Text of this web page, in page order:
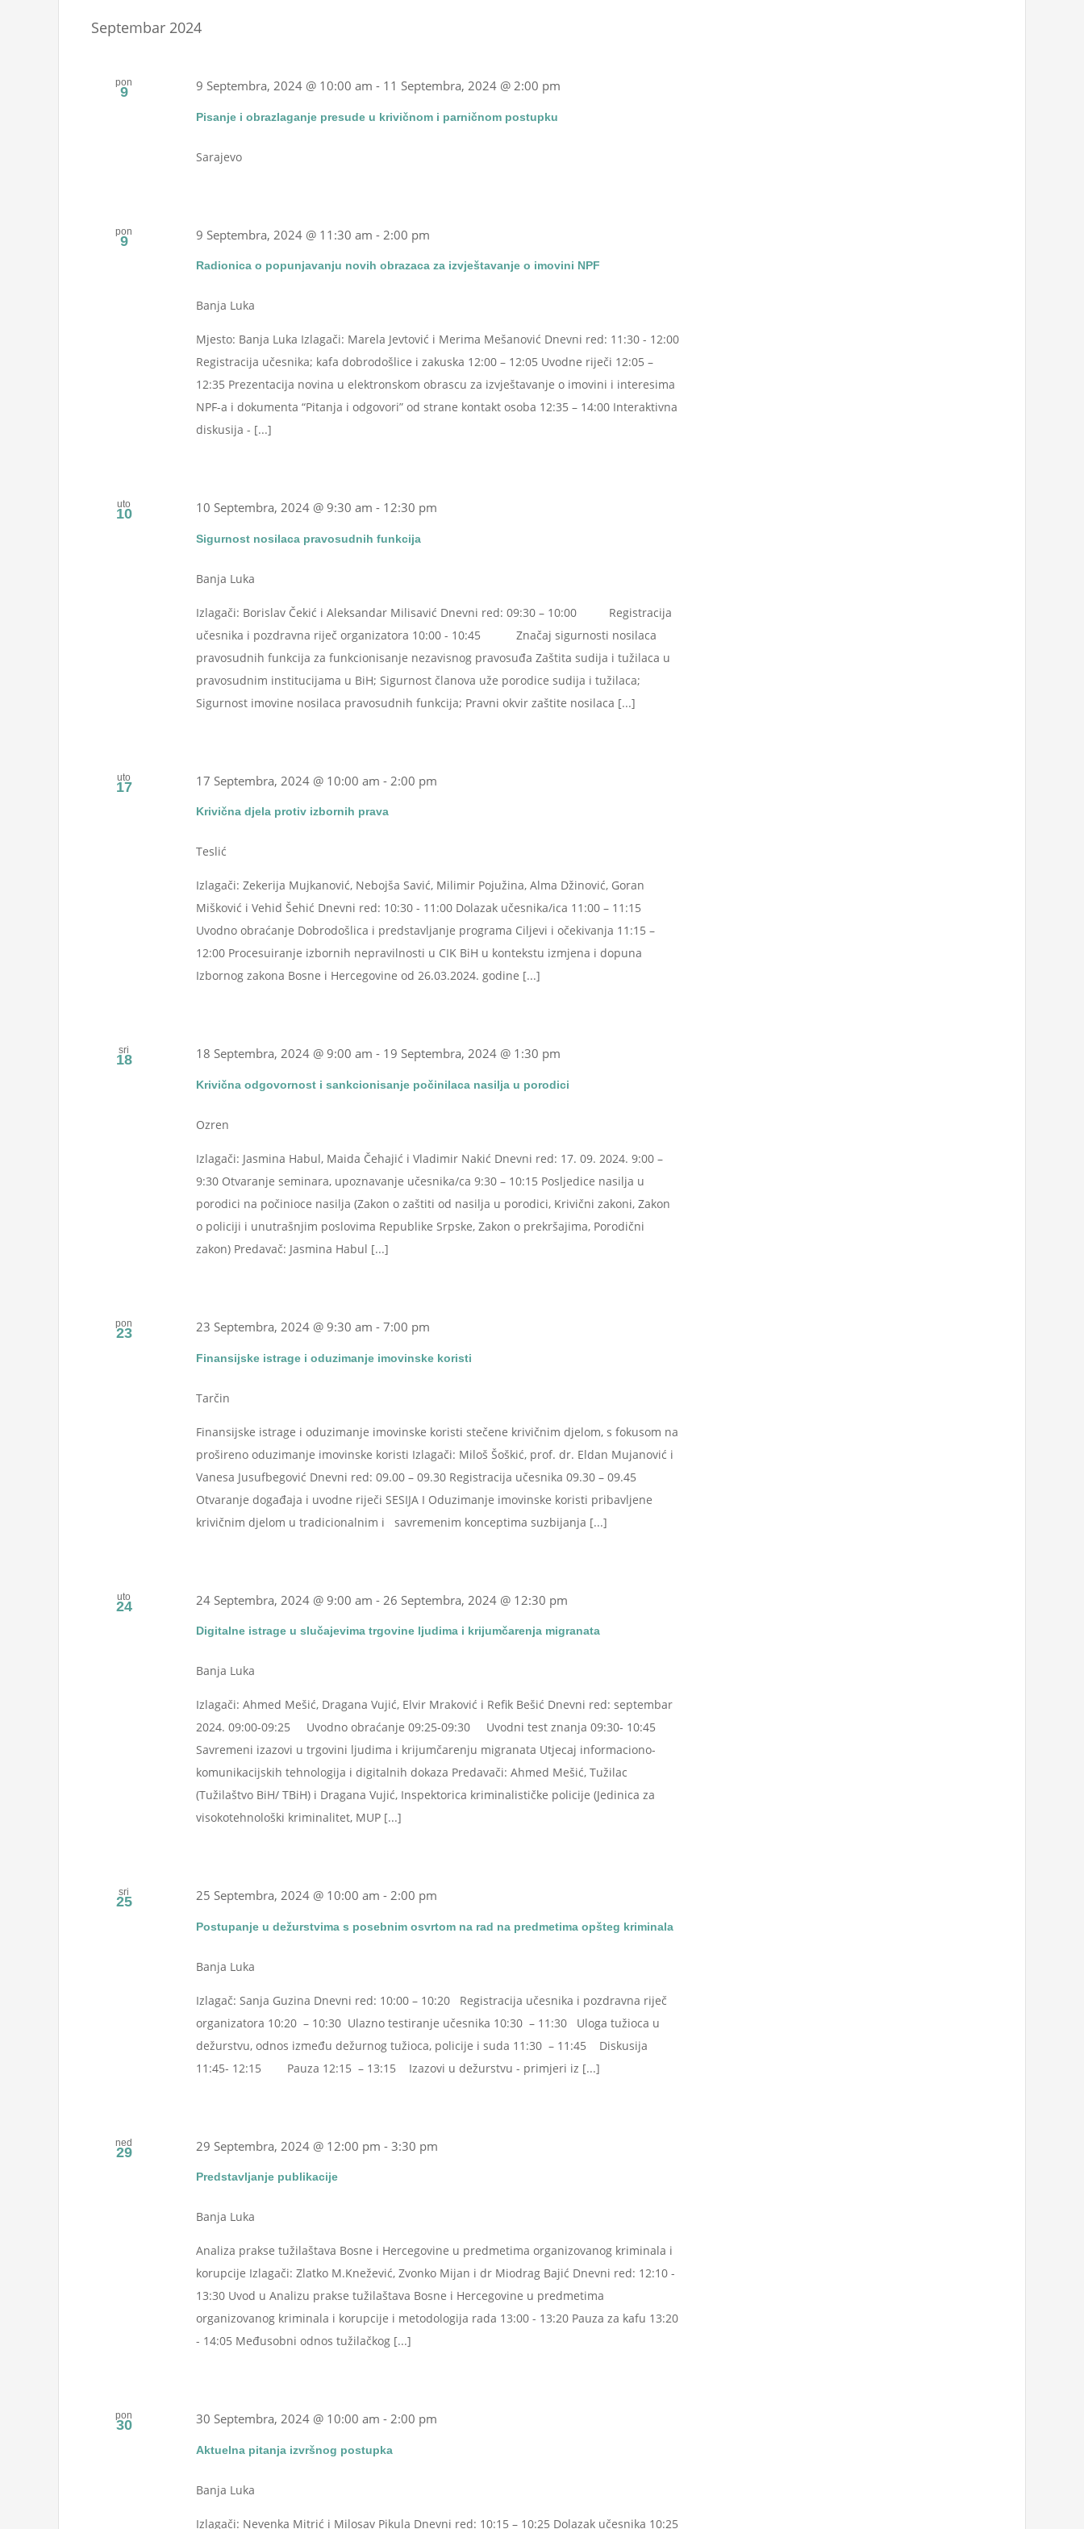
Navigation
by
Septembar 2024
pon
9
Pisanje i obrazlaganje presude u krivičnom i parničnom postupku
9 Septembra, 2024 @ 10:00 am - 11 Septembra, 2024 @ 2:00 pm
Sarajevo
pon
9
Radionica o popunjavanju novih obrazaca za izvještavanje o imovini NPF
9 Septembra, 2024 @ 11:30 am -2:00 pm
Banja Luka
Mjesto: Banja Luka Izlagači: Marela Jevtović i Merima Mešanović Dnevni red: 11:30 - 12:00
Registracija učesnika; kafa dobrodošlice i zakuska 12:00 – 12:05 Uvodne riječi 12:05 –
12:35 Prezentacija novina u elektronskom obrascu za izvještavanje o imovini i interesima
NPF-a i dokumenta “Pitanja i odgovori” od strane kontakt osoba 12:35 – 14:00 Interaktivna
diskusija - [...]
uto
10
Sigurnost nosilaca pravosudnih funkcija
10 Septembra, 2024 @ 9:30 am - 12:30 pm
Banja Luka
Izlagači: Borislav Čekić i Aleksandar Milisavić Dnevni red: 09:30 – 10:00 Registracija
učesnika i pozdravna riječ organizatora 10:00 - 10:45 Značaj sigurnosti nosilaca
pravosudnih funkcija za funkcionisanje nezavisnog pravosuđa Zaštita sudija i tužilaca u
pravosudnim institucijama u BiH; Sigurnost članova uže porodice sudija i tužilaca;
Sigurnost imovine nosilaca pravosudnih funkcija; Pravni okvir zaštite nosilaca [...]
uto
17
Krivična djela protiv izbornih prava
17 Septembra, 2024 @ 10:00 am -2:00 pm
Teslić
Izlagači: Zekerija Mujkanović, Nebojša Savić, Milimir Pojužina, Alma Džinović, Goran
Mišković i Vehid Šehić Dnevni red: 10:30 - 11:00 Dolazak učesnika/ica 11:00 – 11:15
Uvodno obraćanje Dobrodošlica i predstavljanje programa Ciljevi i očekivanja 11:15 –
12:00 Procesuiranje izbornih nepravilnosti u CIK BiH u kontekstu izmjena i dopuna
Izbornog zakona Bosne i Hercegovine od 26.03.2024. godine [...]
sri
18
Krivična odgovornost i sankcionisanje počinilaca nasilja u porodici
18 Septembra, 2024 @ 9:00 am - 19 Septembra, 2024 @ 1:30 pm
Ozren
Izlagači: Jasmina Habul, Maida Čehajić i Vladimir Nakić Dnevni red: 17. 09. 2024. 9:00 –
9:30 Otvaranje seminara, upoznavanje učesnika/ca 9:30 – 10:15 Posljedice nasilja u
porodici na počinioce nasilja (Zakon o zaštiti od nasilja u porodici, Krivični zakoni, Zakon
o policiji i unutrašnjim poslovima Republike Srpske, Zakon o prekršajima, Porodični
zakon) Predavač: Jasmina Habul [...]
pon
23
Finansijske istrage i oduzimanje imovinske koristi
23 Septembra, 2024 @ 9:30 am -7:00 pm
Tarčin
Finansijske istrage i oduzimanje imovinske koristi stečene krivičnim djelom, s fokusom na
prošireno oduzimanje imovinske koristi Izlagači: Miloš Šoškić, prof. dr. Eldan Mujanović i
Vanesa Jusufbegović Dnevni red: 09.00 – 09.30 Registracija učesnika 09.30 – 09.45
Otvaranje događaja i uvodne riječi SESIJA I Oduzimanje imovinske koristi pribavljene
krivičnim djelom u tradicionalnim i savremenim konceptima suzbijanja [...]
uto
24
Digitalne istrage u slučajevima trgovine ljudima i krijumčarenja migranata
24 Septembra, 2024 @ 9:00 am -26 Septembra, 2024 @ 12:30 pm
Banja Luka
Izlagači: Ahmed Mešić, Dragana Vujić, Elvir Mraković i Refik Bešić Dnevni red: septembar
2024. 09:00-09:25 Uvodno obraćanje 09:25-09:30 Uvodni test znanja 09:30- 10:45
Savremeni izazovi u trgovini ljudima i krijumčarenju migranata Utjecaj informaciono-
komunikacijskih tehnologija i digitalnih dokaza Predavači: Ahmed Mešić, Tužilac
(Tužilaštvo BiH/ TBiH) i Dragana Vujić, Inspektorica kriminalističke policije (Jedinica za
visokotehnološki kriminalitet, MUP [...]
sri
25
Postupanje u dežurstvima s posebnim osvrtom na rad na predmetima opšteg kriminala
25 Septembra, 2024 @ 10:00 am -2:00 pm
Banja Luka
Izlagač: Sanja Guzina Dnevni red: 10:00 – 10:20 Registracija učesnika i pozdravna riječ
organizatora 10:20 – 10:30 Ulazno testiranje učesnika 10:30 – 11:30 Uloga tužioca u
dežurstvu, odnos između dežurnog tužioca, policije i suda 11:30 – 11:45 Diskusija
11:45- 12:15 Pauza 12:15 – 13:15 Izazovi u dežurstvu - primjeri iz [...]
ned
29
Predstavljanje publikacije
29 Septembra, 2024 @ 12:00 pm -3:30 pm
Banja Luka
Analiza prakse tužilaštava Bosne i Hercegovine u predmetima organizovanog kriminala i
korupcije Izlagači: Zlatko M.Knežević, Zvonko Mijan i dr Miodrag Bajić Dnevni red: 12:10 -
13:30 Uvod u Analizu prakse tužilaštava Bosne i Hercegovine u predmetima
organizovanog kriminala i korupcije i metodologija rada 13:00 - 13:20 Pauza za kafu 13:20
- 14:05 Međusobni odnos tužilačkog [...]
pon
30
Aktuelna pitanja izvršnog postupka
30 Septembra, 2024 @ 10:00 am -2:00 pm
Banja Luka
Izlagači: Nevenka Mitrić i Milosav Pikula Dnevni red: 10:15 – 10:25 Dolazak učesnika 10:25